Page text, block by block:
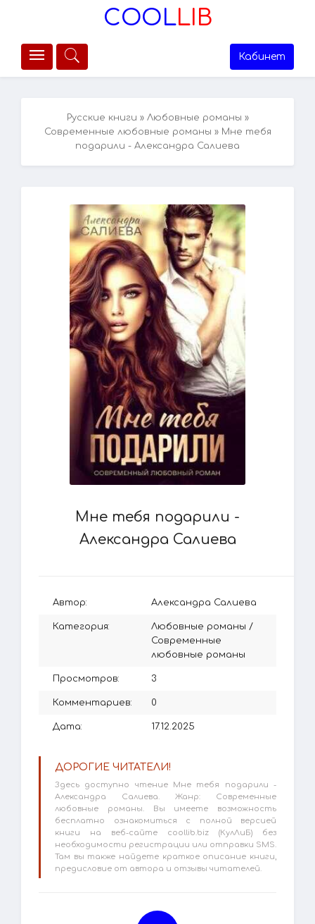
COOLLIB
Кабинет
Русские книги » Любовные романы »
Современные любовные романы » Мне тебя
подарили - Александра Салиева
Мне тебя подарили -
Александра Салиева
Автор: Александра Салиева
Категория: Любовные романы /
Современные
любовные романы
Просмотров: 3
Комментариев: 0
Дата: 17.12.2025
ДОРОГИЕ ЧИТАТЕЛИ!
Здесь доступно чтение Мне тебя подарили -
Александра Салиева. Жанр: Современные
любовные романы. Вы имеете возможность
бесплатно ознакомиться с полной версией
книги на веб-сайте coollib.biz (КулЛиБ) без
необходимости регистрации или отправки SMS.
Там вы также найдете краткое описание книги,
предисловие от автора и отзывы читателей.